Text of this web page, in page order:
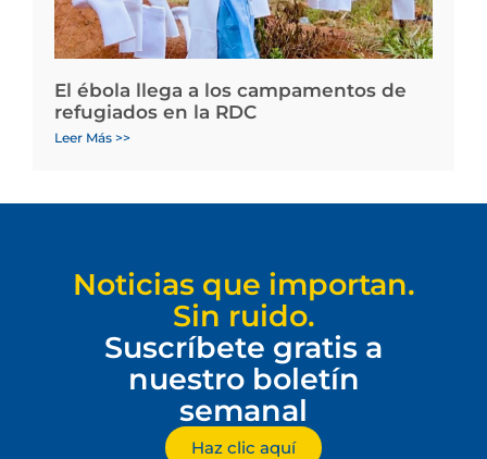
El ébola llega a los campamentos de
refugiados en la RDC
Leer Más >>
Noticias que importan.
Sin ruido.
Suscríbete gratis a
nuestro boletín
semanal
Haz clic aquí